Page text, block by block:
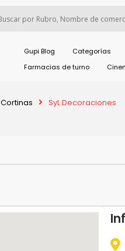
Gupi Blog Categorías
Farmacias de turno
Cortinas SyL Decoraciones